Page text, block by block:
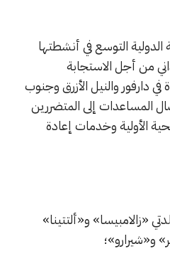
الدولية التوسع في أنشطتها
من أجل الاستجابة
في دارفور والنيل الأزرق وجنوب
المساعدات إلى المتضررين
الأولية وخدمات إعادة
في إثيوبيا:
«زالامبيسا» و«ألتتينا»
و«شيرارو»؛